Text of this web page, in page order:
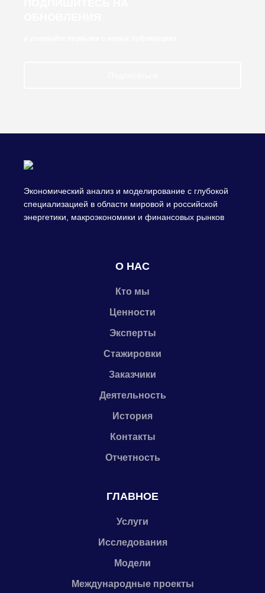
Экономический анализ и моделирование с глубокой
специализацией в области мировой и российской
энергетики, макроэкономики и финансовых рынков
О НАС
Кто мы
Ценности
Эксперты
Стажировки
Заказчики
Деятельность
История
Контакты
Отчетность
ГЛАВНОЕ
Услуги
Исследования
Модели
Международные проекты